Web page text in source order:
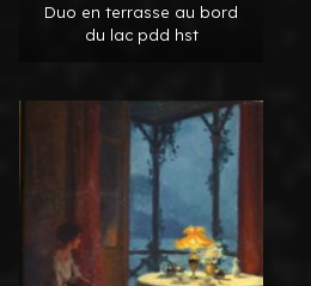
Duo en terrasse au bord
du lac pdd hst